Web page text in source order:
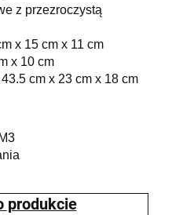
z przezroczystą
x 15 cm x 11 cm
x 10 cm
cm x 23 cm x 18 cm
produkcie